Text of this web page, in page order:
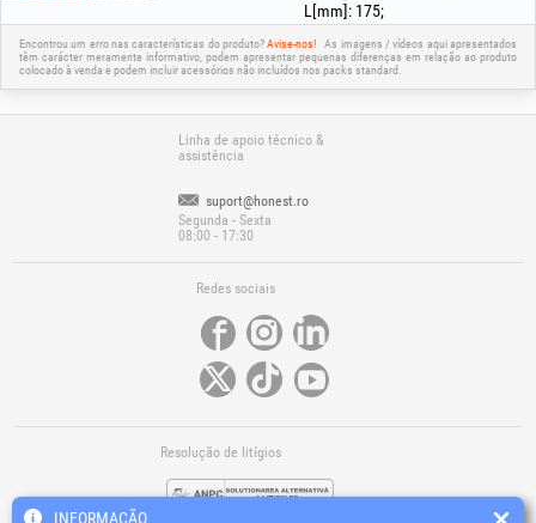
L[mm]: 175;
Encontrou um erro nas características do produto?Avise-nos!
As imagens / vídeos aqui apresentados
têm carácter meramente informativo, podem apresentar pequenas diferenças em relação ao produto
colocado à venda e podem incluir acessórios não incluídos nos packs standard.
Linha de apoio técnico &
assistência
suport@honest.ro
Segunda - Sexta
08:00 - 17:30
Redes sociais
Resolução de litígios
INFORMAÇÃO